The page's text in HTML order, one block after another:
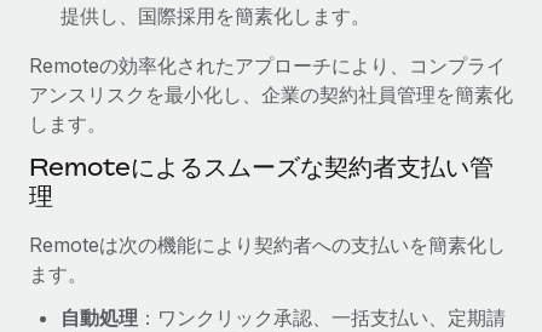
Remoteの製品アップデート：GustoとXeroの統合お
プラス）
Remoteの使命は、世界のどこにいても、あらゆる規模の企業が
業務に最適な人材を採用し、管理し、給与を支給できるようにす
ることです。この数週間で、新しい統合、機能、改良点をリリー
詳細を見る
給与詐欺：種類、事例、ビジネスを守る方法
提供し、国際採用を簡素化します。
Remoteの効率化されたアプローチにより、コンプライ
アンスリスクを最小化し、企業の契約社員管理を簡素化
します。
Remoteによるスムーズな契約者支払い管
理
Remoteは次の機能により契約者への支払いを簡素化し
ます。
自動処理 ：ワンクリック承認、一括支払い、定期請